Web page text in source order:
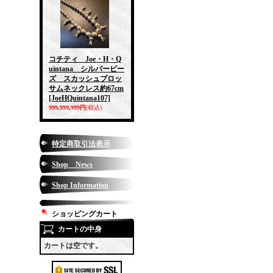
コチティ Joe・H・Q
uintana シルバービー
ズ スカッシュブロッ
サムネックレス約67cm
[JoeHQuintana107]
999,999,999円(税込)
特定商取引法表示
Shop News
Shop Information
ショッピングカート
カートの中身
カートは空です。